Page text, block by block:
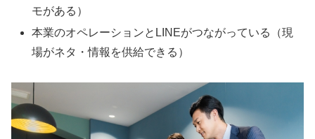
モがある）
本業のオペレーションとLINEがつながっている（現
場がネタ・情報を供給できる）